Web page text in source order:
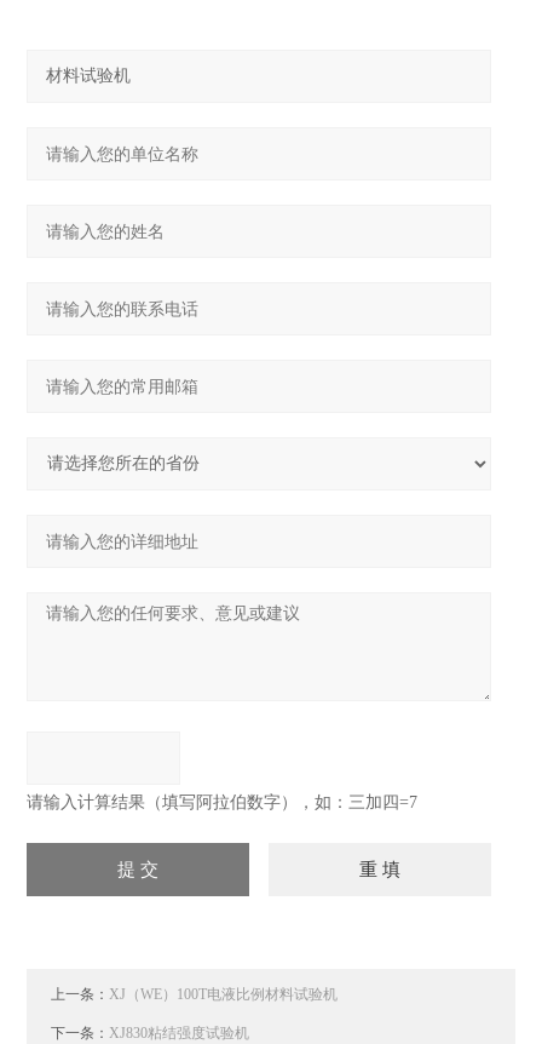
请输入计算结果（填写阿拉伯数字），如：三加四=7
上一条：XJ（WE）100T电液比例材料试验机
下一条：XJ830粘结强度试验机